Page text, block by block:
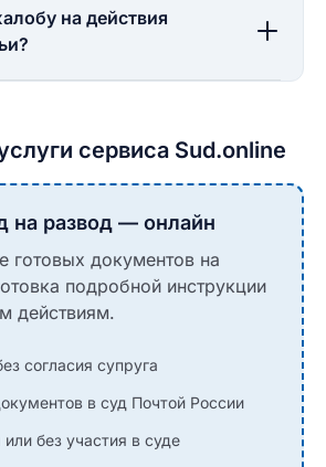
на действия
сервиса Sud.online
на развод — онлайн
готовых документов на
подробной инструкции
действиям.
согласия супруга
в суд Почтой России
без участия в суде